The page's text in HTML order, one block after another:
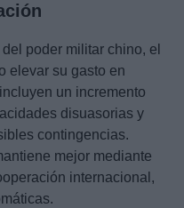
poder militar chino, el
elevar su gasto en
un incremento
disuasorias y
contingencias.
mejor mediante
internacional,